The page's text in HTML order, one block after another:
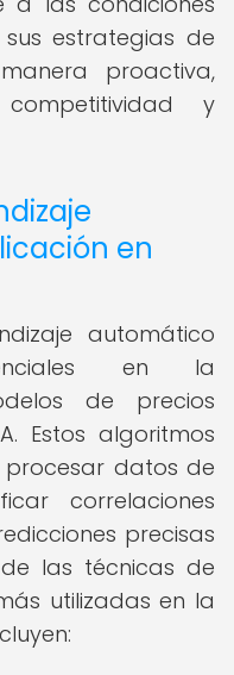
estrategias de
proactiva,
y
en
automático
en la
de precios
Estos algoritmos
datos de
correlaciones
precisas
las técnicas de
utilizadas en la